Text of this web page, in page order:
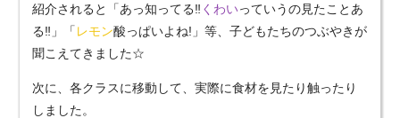
紹介されると「あっ知ってる‼ くわいっていうの見たことあ
る‼」「 レモン酸っぱいよね!」等、子どもたちのつぶやきが
聞こえてきました☆
次に、各クラスに移動して、実際に食材を見たり触ったり
しました。